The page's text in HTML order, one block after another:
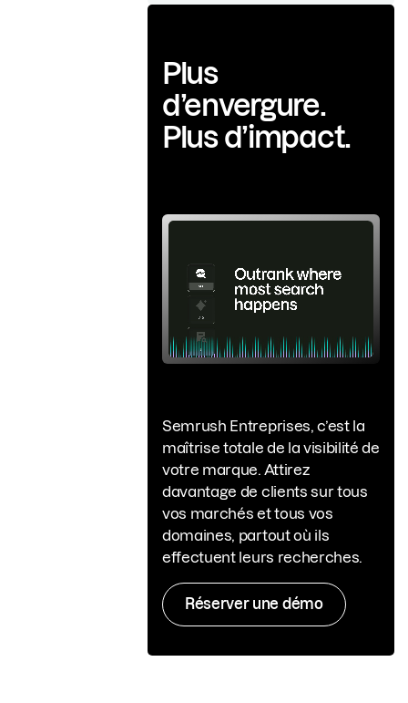
Plus
d’envergure.
Plus d’impact.
Semrush Entreprises, c’est la
maîtrise totale de la visibilité de
votre marque. Attirez
davantage de clients sur tous
vos marchés et tous vos
domaines, partout où ils
effectuent leurs recherches.
Réserver une démo